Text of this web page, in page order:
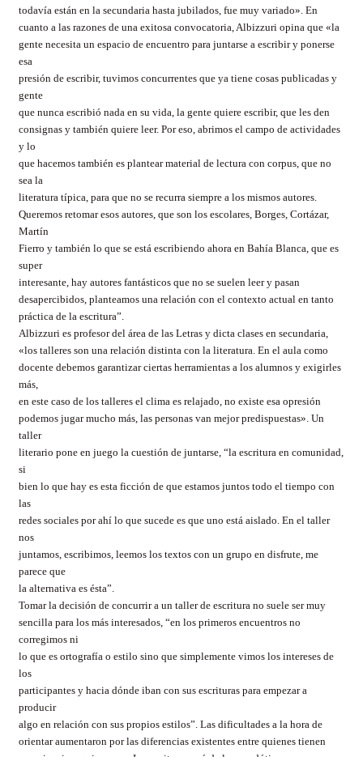
todavía están en la secundaria hasta jubilados, fue muy variado». En
cuanto a las razones de una exitosa convocatoria, Albizzuri opina que «la
gente necesita un espacio de encuentro para juntarse a escribir y ponerse
esa
presión de escribir, tuvimos concurrentes que ya tiene cosas publicadas y
gente
que nunca escribió nada en su vida, la gente quiere escribir, que les den
consignas y también quiere leer. Por eso, abrimos el campo de actividades
y lo
que hacemos también es plantear material de lectura con corpus, que no
sea la
literatura típica, para que no se recurra siempre a los mismos autores.
Queremos retomar esos autores, que son los escolares, Borges, Cortázar,
Martín
Fierro y también lo que se está escribiendo ahora en Bahía Blanca, que es
super
interesante, hay autores fantásticos que no se suelen leer y pasan
desapercibidos, planteamos una relación con el contexto actual en tanto
práctica de la escritura”.
Albizzuri es profesor del área de las Letras y dicta clases en secundaria,
«los talleres son una relación distinta con la literatura. En el aula como
docente debemos garantizar ciertas herramientas a los alumnos y exigirles
más,
en este caso de los talleres el clima es relajado, no existe esa opresión
podemos jugar mucho más, las personas van mejor predispuestas». Un
taller
literario pone en juego la cuestión de juntarse, “la escritura en comunidad,
si
bien lo que hay es esta ficción de que estamos juntos todo el tiempo con
las
redes sociales por ahí lo que sucede es que uno está aislado. En el taller
nos
juntamos, escribimos, leemos los textos con un grupo en disfrute, me
parece que
la alternativa es ésta”.
Tomar la decisión de concurrir a un taller de escritura no suele ser muy
sencilla para los más interesados, “en los primeros encuentros no
corregimos ni
lo que es ortografía o estilo sino que simplemente vimos los intereses de
los
participantes y hacia dónde iban con sus escrituras para empezar a
producir
algo en relación con sus propios estilos”. Las dificultades a la hora de
orientar aumentaron por las diferencias existentes entre quienes tienen